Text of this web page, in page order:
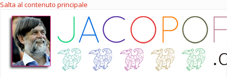
Salta al contenuto principale